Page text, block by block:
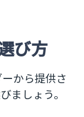
び方
から提供さ
ましょう。